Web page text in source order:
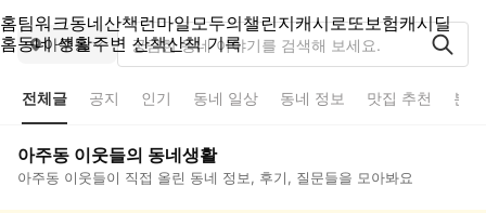
홈팀워크동네산책런마일모두의챌린지캐시로또보험캐시딜
홈동네 생활주변 산책산책 기록
아주동
전체글 공지 인기 동네 일상 동네 정보 맛집 추천 분
아주동 이웃들의 동네생활
아주동 이웃들이 직접 올린 동네 정보, 후기, 질문들을 모아봐요